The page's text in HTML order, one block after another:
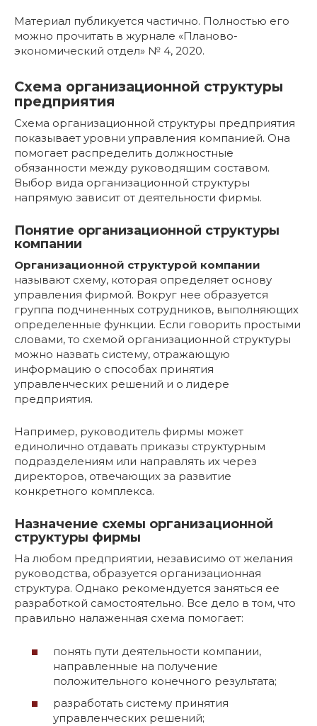
Материал публикуется частично. Полностью его
можно прочитать в журнале «Планово-
экономический отдел» № 4, 2020.
Схема организационной структуры
предприятия
Схема организационной структуры предприятия
показывает уровни управления компанией. Она
помогает распределить должностные
обязанности между руководящим составом.
Выбор вида организационной структуры
напрямую зависит от деятельности фирмы.
Понятие организационной структуры
компании
Организационной структурой компании
называют схему, которая определяет основу
управления фирмой. Вокруг нее образуется
группа подчиненных сотрудников, выполняющих
определенные функции. Если говорить простыми
словами, то схемой организационной структуры
можно назвать систему, отражающую
информацию о способах принятия
управленческих решений и о лидере
предприятия.
Например, руководитель фирмы может
единолично отдавать приказы структурным
подразделениям или направлять их через
директоров, отвечающих за развитие
конкретного комплекса.
Назначение схемы организационной
структуры фирмы
На любом предприятии, независимо от желания
руководства, образуется организационная
структура. Однако рекомендуется заняться ее
разработкой самостоятельно. Все дело в том, что
правильно налаженная схема помогает:
понять пути деятельности компании,
направленные на получение
положительного конечного результата;
разработать систему принятия
управленческих решений;